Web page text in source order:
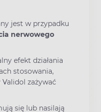
jest w przypadku
nerwowego
efekt działania
stosowania,
zażywać
się lub nasilają